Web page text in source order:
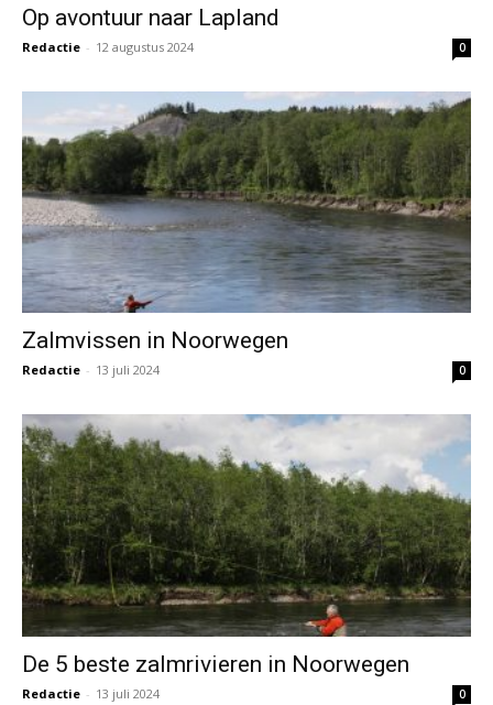
Op avontuur naar Lapland
Redactie - 12 augustus 2024 0
Zalmvissen in Noorwegen
Redactie - 13 juli 2024 0
De 5 beste zalmrivieren in Noorwegen
Redactie - 13 juli 2024 0